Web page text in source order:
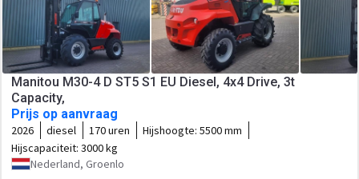
Manitou M30-4 D ST5 S1 EU Diesel, 4x4 Drive, 3t
Capacity,
Prijs op aanvraag
2026 diesel 170 uren Hijshoogte: 5500 mm
Hijscapaciteit: 3000 kg
Nederland, Groenlo